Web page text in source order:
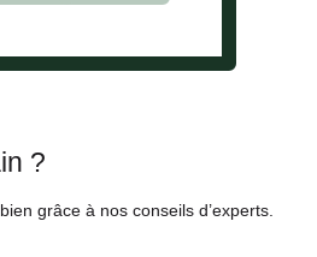
?
grâce à nos conseils d’experts.